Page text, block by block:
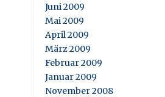
Juni 2009
Mai 2009
April 2009
März 2009
Februar 2009
Januar 2009
November 2008